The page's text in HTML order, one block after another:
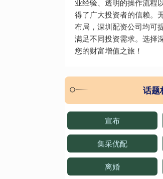
业经验、透明的操作流程
得了广大投资者的信赖。
布局，深圳配资公司均可
满足不同投资需求。选择
您的财富增值之旅！
话题
宣布
集采优配
离婚